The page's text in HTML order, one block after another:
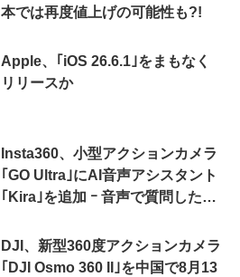
本では再度値上げの可能性も?!
Apple、｢iOS 26.6.1｣をまもなく
リリースか
Insta360、小型アクションカメラ
｢GO Ultra｣にAI音声アシスタント
｢Kira｣を追加 ｰ 音声で質問した
可能に
DJI、新型360度アクションカメラ
｢DJI Osmo 360 II｣を中国で8月13